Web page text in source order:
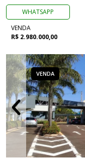
WHATSAPP
VENDA
R$ 2.980.000,00
VENDA